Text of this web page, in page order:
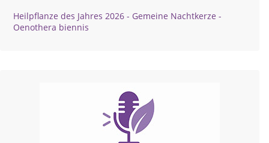
Heilpflanze des Jahres 2026 - Gemeine Nachtkerze -
Oenothera biennis